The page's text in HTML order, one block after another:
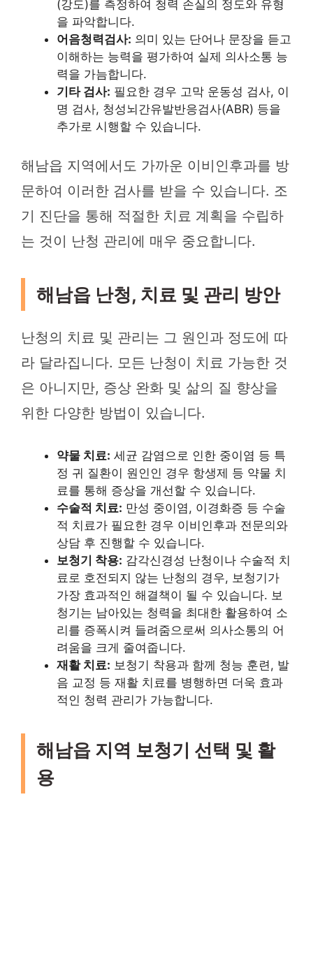
(강도)를 측정하여 청력 손실의 정도와 유형
을 파악합니다.
어음청력검사: 의미 있는 단어나 문장을 듣고
이해하는 능력을 평가하여 실제 의사소통 능
력을 가늠합니다.
기타 검사: 필요한 경우 고막 운동성 검사, 이
명 검사, 청성뇌간유발반응검사(ABR) 등을
추가로 시행할 수 있습니다.
해남읍 지역에서도 가까운 이비인후과를 방
문하여 이러한 검사를 받을 수 있습니다. 조
기 진단을 통해 적절한 치료 계획을 수립하
는 것이 난청 관리에 매우 중요합니다.
해남읍 난청, 치료 및 관리 방안
난청의 치료 및 관리는 그 원인과 정도에 따
라 달라집니다. 모든 난청이 치료 가능한 것
은 아니지만, 증상 완화 및 삶의 질 향상을
위한 다양한 방법이 있습니다.
약물 치료: 세균 감염으로 인한 중이염 등 특
정 귀 질환이 원인인 경우 항생제 등 약물 치
료를 통해 증상을 개선할 수 있습니다.
수술적 치료: 만성 중이염, 이경화증 등 수술
적 치료가 필요한 경우 이비인후과 전문의와
상담 후 진행할 수 있습니다.
보청기 착용: 감각신경성 난청이나 수술적 치
료로 호전되지 않는 난청의 경우, 보청기가
가장 효과적인 해결책이 될 수 있습니다. 보
청기는 남아있는 청력을 최대한 활용하여 소
리를 증폭시켜 들려줌으로써 의사소통의 어
려움을 크게 줄여줍니다.
재활 치료: 보청기 착용과 함께 청능 훈련, 발
음 교정 등 재활 치료를 병행하면 더욱 효과
적인 청력 관리가 가능합니다.
해남읍 지역 보청기 선택 및 활
용